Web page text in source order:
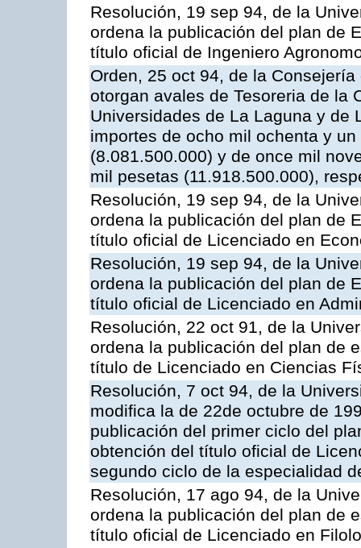
Resolución, 19 sep 94, de la
ordena la publicación del plan de
título oficial de Ingeniero
Orden, 25 oct 94, de la
otorgan avales de Tesoreria de la
Universidades de La Laguna y de
importes de ocho mil ochenta y
(8.081.500.000) y de once mil
mil pesetas (11.918.500.000),
Resolución, 19 sep 94, de la
ordena la publicación del plan de
título oficial de Licenciado en
Resolución, 19 sep 94, de la
ordena la publicación del plan de
título oficial de Licenciado en
Resolución, 22 oct 91, de la
ordena la publicación del plan de
título de Licenciado en Ciencias
Resolución, 7 oct 94, de la
modifica la de 22de octubre de
publicación del primer ciclo del
obtención del título oficial de
segundo ciclo de la especialidad
Resolución, 17 ago 94, de la
ordena la publicación del plan de
título oficial de Licenciado en